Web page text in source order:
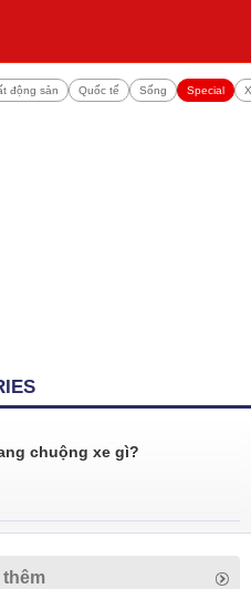
động sản Quốc tế Sống Special
chuộng xe gì?
thêm